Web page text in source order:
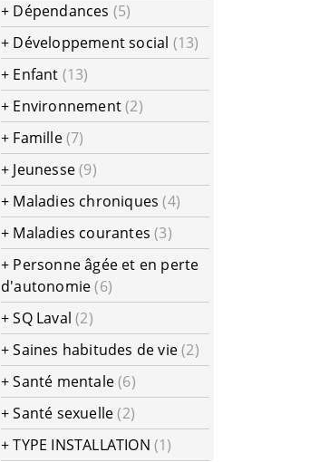
+ Dépendances (5)
+ Développement social (13)
+ Enfant (13)
+ Environnement(2)
+ Famille(7)
+ Jeunesse(9)
+ Maladies chroniques (4)
+ Maladies courantes (3)
+ Personne âgée et en perte
d'autonomie (6)
+SQ Laval (2)
+Saines habitudes de vie(2)
+Santé mentale(6)
+Santé sexuelle (2)
+TYPE INSTALLATION (1)